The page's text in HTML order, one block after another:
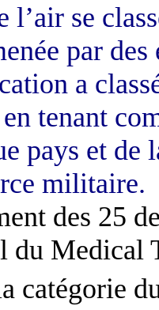
l’air se
par
a
tenant
pays et
militaire.
des 25
du Medical
catégorie